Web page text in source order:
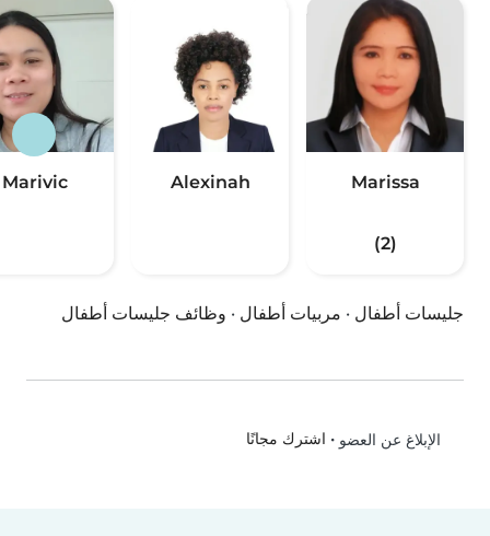
Marissa
(2)
Alexinah
Marivic
جليسات أطفال · مربيات أطفال · وظائف جليسات أطفال
الإبلاغ عن العضو • اشترك مجانًا